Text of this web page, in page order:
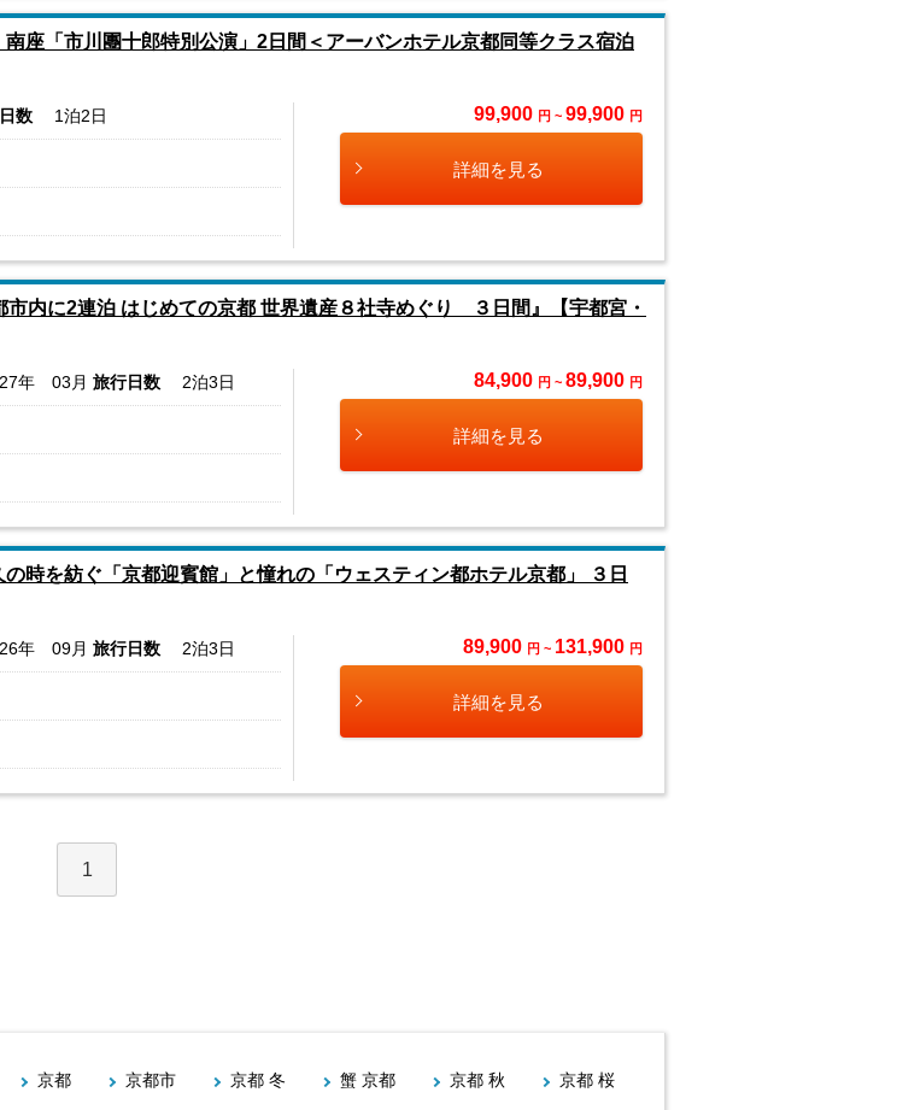
南座「市川團十郎特別公演」2日間＜アーバンホテル京都同等クラス宿泊
数 1泊2日 99,900 円 ~ 99,900 円
詳細を見る
市内に2連泊 はじめての京都 世界遺産８社寺めぐり ３日間』【宇都宮・
年 03月 旅行日数 2泊3日 84,900 円 ~ 89,900 円
詳細を見る
の時を紡ぐ「京都迎賓館」と憧れの「ウェスティン都ホテル京都」 ３日
年 09月 旅行日数 2泊3日 89,900 円 ~ 131,900 円
詳細を見る
1
京都 京都市 京都 冬 蟹 京都 京都 秋 京都 桜